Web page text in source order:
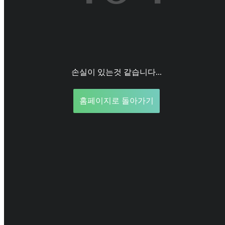
손실이 있는것 같습니다...
홈페이지로 돌아가기